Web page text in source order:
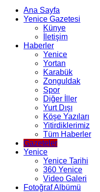
Ana Sayfa
Yenice Gazetesi
Künye
İletişim
Haberler
Yenice
Yortan
Karabük
Zonguldak
Spor
Diğer İller
Yurt Dışı
Köşe Yazıları
Yitirdiklerimiz
Tüm Haberler
Gazeteler
Yenice
Yenice Tarihi
360 Yenice
Video Galeri
Fotoğraf Albümü